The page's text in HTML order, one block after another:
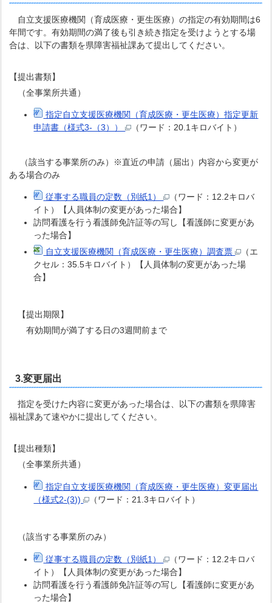
自立支援医療機関（育成医療・更生医療）の指定の有効期間は6
年間です。有効期間の満了後も引き続き指定を受けようとする場
合は、以下の書類を県障害福祉課あて提出してください。
【提出書類】
（全事業所共通）
指定自立支援医療機関（育成医療・更生医療）指定更新
申請書（様式3-（3））
（ワード：20.1キロバイト）
（該当する事業所のみ）※直近の申請（届出）内容から変更が
ある場合のみ
従事する職員の定数（別紙1）
（ワード：12.2キロバ
イト）【人員体制の変更があった場合】
訪問看護を行う看護師免許証等の写し【看護師に変更があ
った場合】
自立支援医療機関（育成医療・更生医療）調査票
（エ
クセル：35.5キロバイト）【人員体制の変更があった場
合】
【提出期限】
有効期間が満了する日の3週間前まで
3.変更届出
指定を受けた内容に変更があった場合は、以下の書類を県障害
福祉課あて速やかに提出してください。
【提出種類】
（全事業所共通）
指定自立支援医療機関（育成医療・更生医療）変更届出
（様式2-(3))
（ワード：21.3キロバイト）
（該当する事業所のみ）
従事する職員の定数（別紙1）
（ワード：12.2キロバ
イト）【人員体制の変更があった場合】
訪問看護を行う看護師免許証等の写し【看護師に変更があ
った場合】